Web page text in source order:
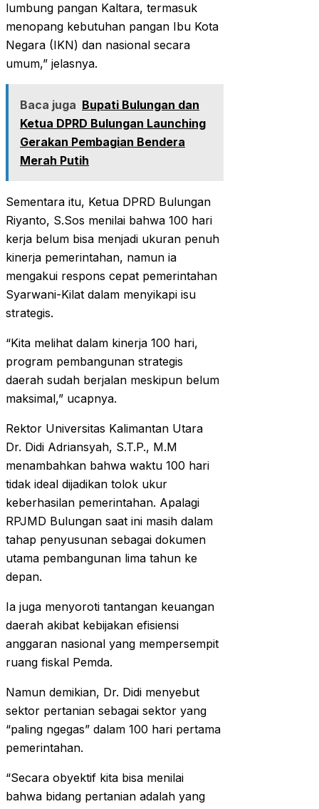
lumbung pangan Kaltara, termasuk
menopang kebutuhan pangan Ibu Kota
Negara (IKN) dan nasional secara
umum,” jelasnya.
Baca juga Bupati Bulungan dan
Ketua DPRD Bulungan Launching
Gerakan Pembagian Bendera
Merah Putih
Sementara itu, Ketua DPRD Bulungan
Riyanto, S.Sos menilai bahwa 100 hari
kerja belum bisa menjadi ukuran penuh
kinerja pemerintahan, namun ia
mengakui respons cepat pemerintahan
Syarwani-Kilat dalam menyikapi isu
strategis.
“Kita melihat dalam kinerja 100 hari,
program pembangunan strategis
daerah sudah berjalan meskipun belum
maksimal,” ucapnya.
Rektor Universitas Kalimantan Utara
Dr. Didi Adriansyah, S.T.P., M.M
menambahkan bahwa waktu 100 hari
tidak ideal dijadikan tolok ukur
keberhasilan pemerintahan. Apalagi
RPJMD Bulungan saat ini masih dalam
tahap penyusunan sebagai dokumen
utama pembangunan lima tahun ke
depan.
Ia juga menyoroti tantangan keuangan
daerah akibat kebijakan efisiensi
anggaran nasional yang mempersempit
ruang fiskal Pemda.
Namun demikian, Dr. Didi menyebut
sektor pertanian sebagai sektor yang
“paling ngegas” dalam 100 hari pertama
pemerintahan.
“Secara obyektif kita bisa menilai
bahwa bidang pertanian adalah yang